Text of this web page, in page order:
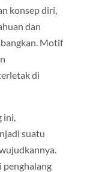
konsep diri,
dan
Motif
di
ini,
suatu
penghalang